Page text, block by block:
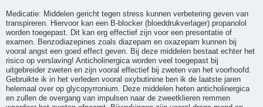
Medicatie: Middelen gericht tegen stress kunnen verbetering geven van
transpireren. Hiervoor kan een B-blocker (bloeddrukverlager) propanolol
worden toegepast. Dit kan erg effectief zijn voor een presentatie of
examen. Benzodiazepines zoals diazepam en oxazepam kunnen bij
vooral angst een goed effect geven. Bij deze middelen bestaat echter het
risico op verslaving! Anticholinergica worden veel toegepast bij
uitgebreider zweten en zijn vooral effectief bij zweten van het voorhoofd.
Gebruikte ik in het verleden vooral oxybutinine ben ik de laatste jaren
helemaal over op glycopyrronium. Deze middelen heten anticholinergica
en zullen de overgang van impulsen naar de zweetklieren remmen